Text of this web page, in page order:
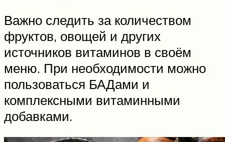
Важно следить за количеством
фруктов, овощей и других
источников витаминов в своём
меню. При необходимости можно
пользоваться БАДами и
комплексными витаминными
добавками.